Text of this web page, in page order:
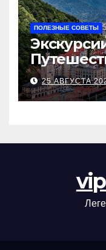
ПОЛЕЗНЫЕ СОВЕТЫ
25 АВГУСТА